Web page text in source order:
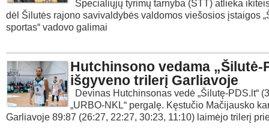
Specialiųjų tyrimų tarnyba (STT) atlieka
dėl Šilutės rajono savivaldybės valdomos viešosios įstaigos
sportas“ vadovo galimai
Hutchinsono vedama „Šilutė-
išgyveno trilerį Garliavoje
Devinas Hutchinsonas vedė „Šilutę-PDS.lt“
„URBO-NKL“ pergalę. Kęstučio Mačijausko
Garliavoje 89:87 (26:27, 22:27, 30:23, 11:10) laimėjo trilerį